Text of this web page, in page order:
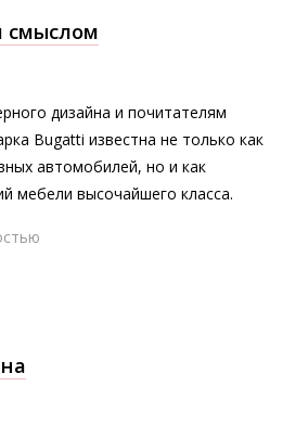
смыслом
дизайна и почитателям
Bugatti известна не только как
автомобилей, но и как
мебели высочайшего класса.